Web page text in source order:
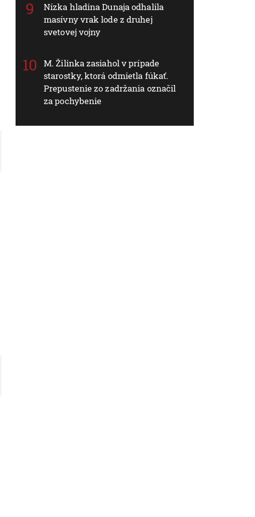
Nízka hladina Dunaja odhalila
masívny vrak lode z druhej
svetovej vojny
M. Žilinka zasiahol v prípade
starostky, ktorá odmietla fúkať.
Prepustenie zo zadržania označil
za pochybenie